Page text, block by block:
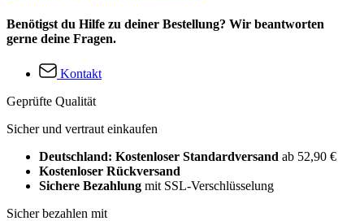
Benötigst du Hilfe zu deiner Bestellung? Wir beantworten
gerne deine Fragen.
Kontakt
Geprüfte Qualität
Sicher und vertraut einkaufen
Deutschland: Kostenloser Standardversand ab 52,90 €
Kostenloser Rückversand
Sichere Bezahlung mit SSL-Verschlüsselung
Sicher bezahlen mit